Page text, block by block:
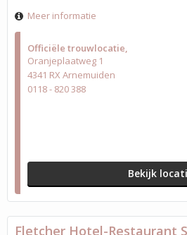
Officiële trouwlocatie
Oranjeplaatweg 1
4341 RX Arnemuiden
0118 - 820 388
Bekijk
Meer informatie
Fletcher Hotel-Restaurant